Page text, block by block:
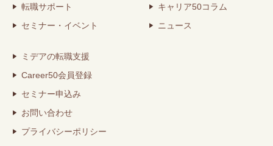
転職サポート
セミナー・イベント
キャリア50コラム
ニュース
ミデアの転職支援
Career50会員登録
セミナー申込み
お問い合わせ
プライバシーポリシー